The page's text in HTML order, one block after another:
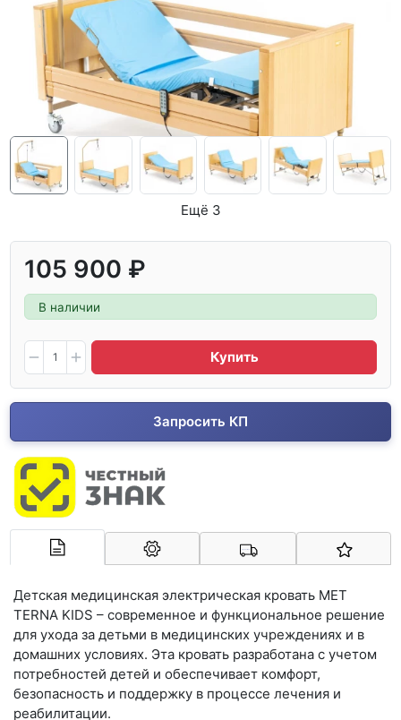
Ещё 3
105 900 ₽
В наличии
Купить
Запросить КП
Детская медицинская электрическая кровать MET
TERNA KIDS – современное и функциональное решение
для ухода за детьми в медицинских учреждениях и в
домашних условиях. Эта кровать разработана с учетом
потребностей детей и обеспечивает комфорт,
безопасность и поддержку в процессе лечения и
реабилитации.